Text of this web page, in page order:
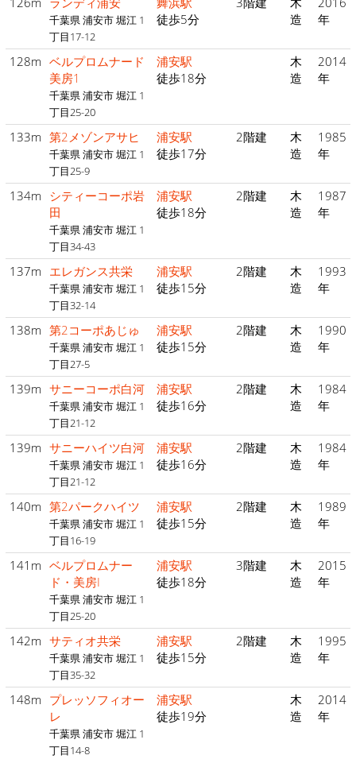
千葉県 浦安市 堀江 1
丁目17-12
徒歩5分
造
年
128m ベルプロムナード
美房1
千葉県 浦安市 堀江 1
丁目25-20
浦安駅
徒歩18分
木
造
2014
年
133m 第2メゾンアサヒ
千葉県 浦安市 堀江 1
丁目25-9
浦安駅
徒歩17分
2階建
木
造
1985
年
134m シティーコーポ岩
田
千葉県 浦安市 堀江 1
丁目34-43
浦安駅
徒歩18分
2階建
木
造
1987
年
137m エレガンス共栄
千葉県 浦安市 堀江 1
丁目32-14
浦安駅
徒歩15分
2階建
木
造
1993
年
138m 第2コーポあじゅ
千葉県 浦安市 堀江 1
丁目27-5
浦安駅
徒歩15分
2階建
木
造
1990
年
139m サニーコーポ白河
千葉県 浦安市 堀江 1
丁目21-12
浦安駅
徒歩16分
2階建
木
造
1984
年
139m サニーハイツ白河
千葉県 浦安市 堀江 1
丁目21-12
浦安駅
徒歩16分
2階建
木
造
1984
年
140m 第2パークハイツ
千葉県 浦安市 堀江 1
丁目16-19
浦安駅
徒歩15分
2階建
木
造
1989
年
141m ベルプロムナー
ド・美房I
千葉県 浦安市 堀江 1
丁目25-20
浦安駅
徒歩18分
3階建
木
造
2015
年
142m サティオ共栄
千葉県 浦安市 堀江 1
丁目35-32
浦安駅
徒歩15分
2階建
木
造
1995
年
148m プレッソフィオー
レ
千葉県 浦安市 堀江 1
丁目14-8
浦安駅
徒歩19分
木
造
2014
年